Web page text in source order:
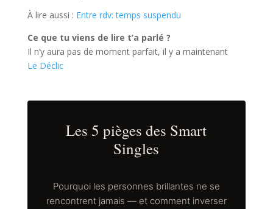
À lire aussi : Entre rdv: temps suspendu
Ce que tu viens de lire t’a parlé ?
Il n’y aura pas de moment parfait, il y a maintenant
Le Déclic
Les 5 pièges des Smart
Singles
Pourquoi les personnes brillantes ne se
rencontrent jamais — et comment inverser